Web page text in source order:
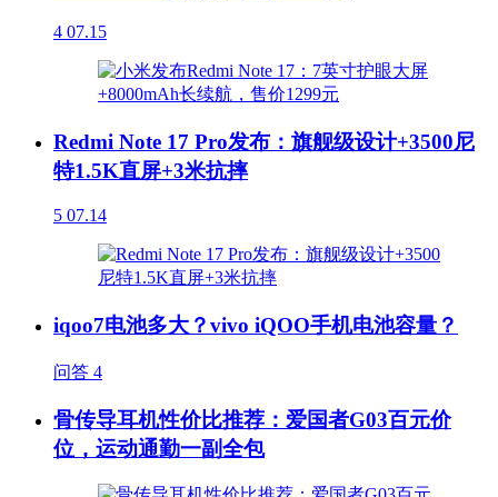
4 07.15
Redmi Note 17 Pro发布：旗舰级设计+3500尼
特1.5K直屏+3米抗摔
5 07.14
iqoo7电池多大？vivo iQOO手机电池容量？
问答 4
骨传导耳机性价比推荐：爱国者G03百元价
位，运动通勤一副全包